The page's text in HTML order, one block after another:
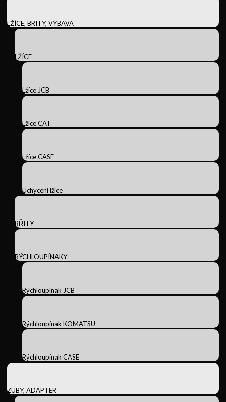
LŽÍCE, BRITY, VÝBAVA
LŽÍCE
Lžíce JCB
Lžíce CAT
Lžíce CASE
Uchycení lžíce
BŘITY
RÝCHLOUPÍNAKY
Rýchloupínak JCB
Rýchloupínak KOMATSU
Rýchloupínak CASE
ZUBY, ADAPTER